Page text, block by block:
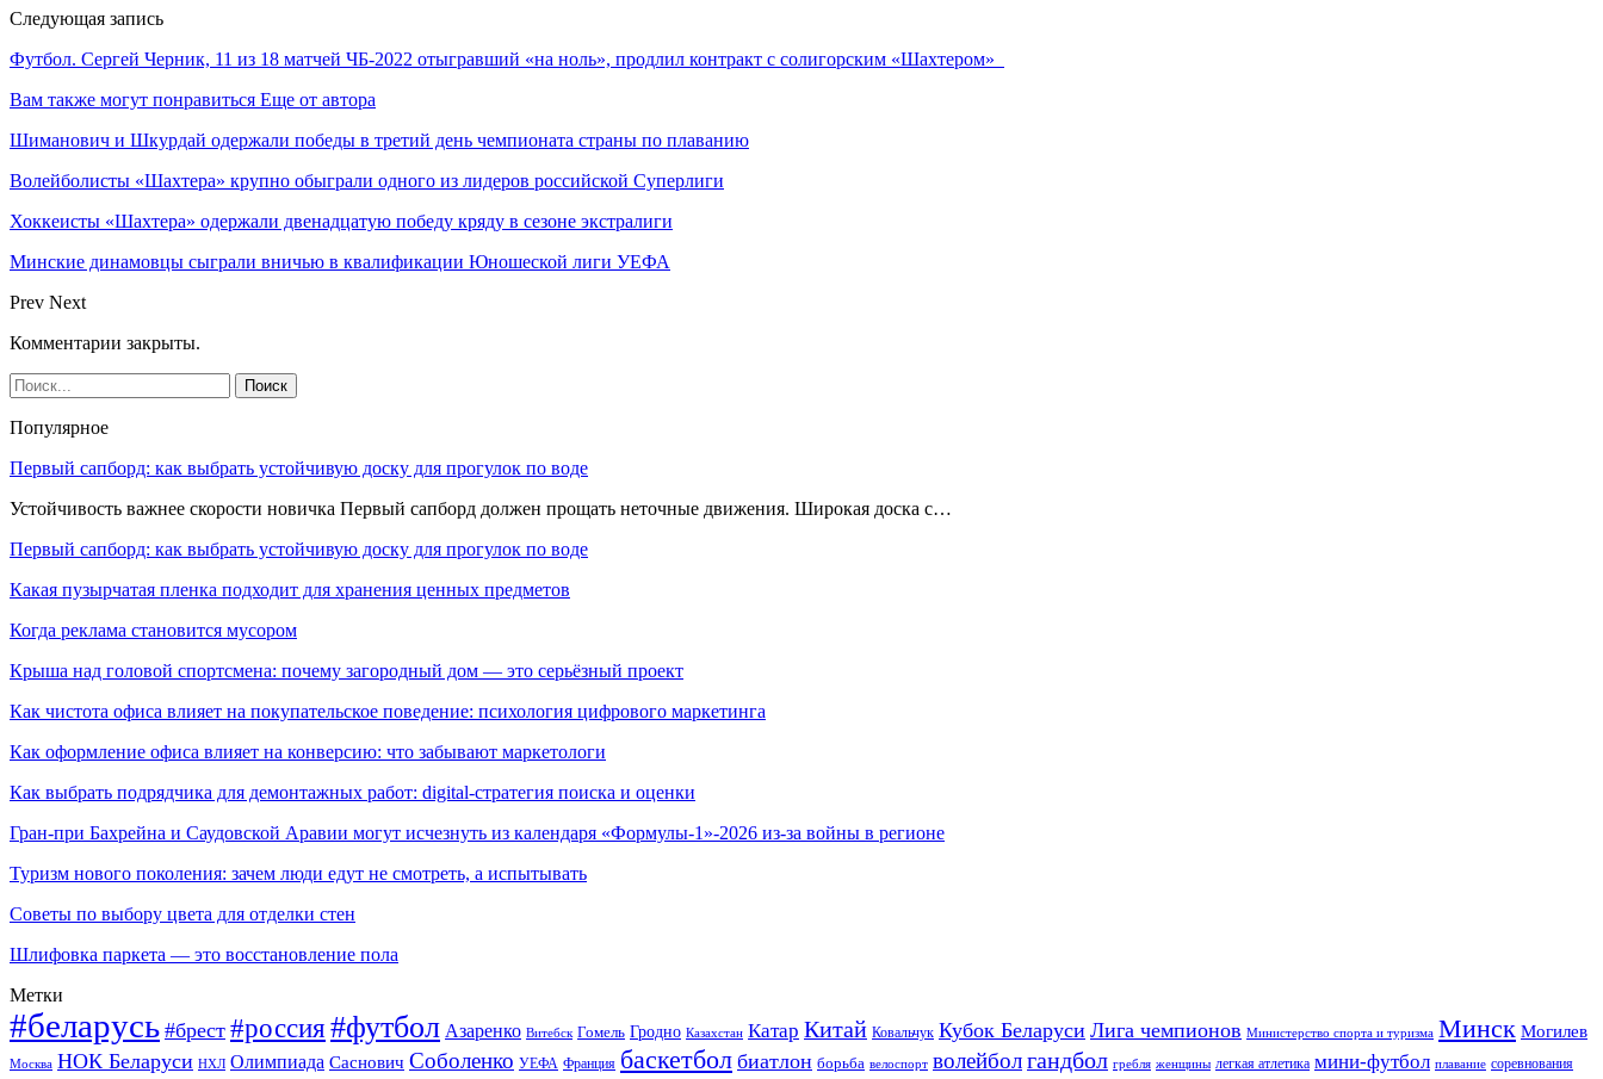
Следующая запись
Футбол. Сергей Черник, 11 из 18 матчей ЧБ-2022 отыгравший «на ноль», продлил контракт с солигорским «Шахтером»
Вам также могут понравиться Еще от автора
Шиманович и Шкурдай одержали победы в третий день чемпионата страны по плаванию
Волейболисты «Шахтера» крупно обыграли одного из лидеров российской Суперлиги
Хоккеисты «Шахтера» одержали двенадцатую победу кряду в сезоне экстралиги
Минские динамовцы сыграли вничью в квалификации Юношеской лиги УЕФА
Prev Next
Комментарии закрыты.
Популярное
Первый сапборд: как выбрать устойчивую доску для прогулок по воде
Устойчивость важнее скорости новичка Первый сапборд должен прощать неточные движения. Широкая доска с…
Первый сапборд: как выбрать устойчивую доску для прогулок по воде
Какая пузырчатая пленка подходит для хранения ценных предметов
Когда реклама становится мусором
Крыша над головой спортсмена: почему загородный дом — это серьёзный проект
Как чистота офиса влияет на покупательское поведение: психология цифрового маркетинга
Как оформление офиса влияет на конверсию: что забывают маркетологи
Как выбрать подрядчика для демонтажных работ: digital-стратегия поиска и оценки
Гран-при Бахрейна и Саудовской Аравии могут исчезнуть из календаря «Формулы-1»-2026 из-за войны в регионе
Туризм нового поколения: зачем люди едут не смотреть, а испытывать
Советы по выбору цвета для отделки стен
Шлифовка паркета — это восстановление пола
Метки
#беларусь #брест #россия#футбол Азаренко Витебск Гомель Гродно Казахстан Катар Китай Ковальчук Кубок Беларуси Лига чемпионов Министерство спорта и туризма Минск Могилев
Москва НОК Беларуси НХЛ Олимпиада Саснович Соболенко УЕФА Франция баскетбол биатлон борьба велоспорт волейболгандбол гребля женщины легкая атлетика мини-футбол плавание соревнования